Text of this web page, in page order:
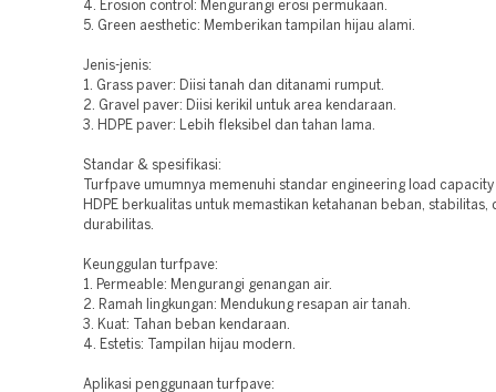
4. Erosion control: Mengurangi erosi permukaan.
5. Green aesthetic: Memberikan tampilan hijau alami.
Jenis-jenis:
1. Grass paver: Diisi tanah dan ditanami rumput.
2. Gravel paver: Diisi kerikil untuk area kendaraan.
3. HDPE paver: Lebih fleksibel dan tahan lama.
Standar & spesifikasi:
Turfpave umumnya memenuhi standar engineering load
HDPE berkualitas untuk memastikan ketahanan beban, stabilitas,
durabilitas.
Keunggulan turfpave:
1. Permeable: Mengurangi genangan air.
2. Ramah lingkungan: Mendukung resapan air tanah.
3. Kuat: Tahan beban kendaraan.
4. Estetis: Tampilan hijau modern.
Aplikasi penggunaan turfpave: